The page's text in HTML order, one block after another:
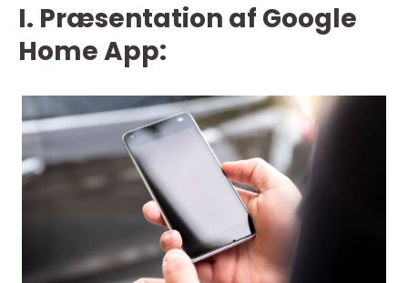
I. Præsentation af Google
Home App: